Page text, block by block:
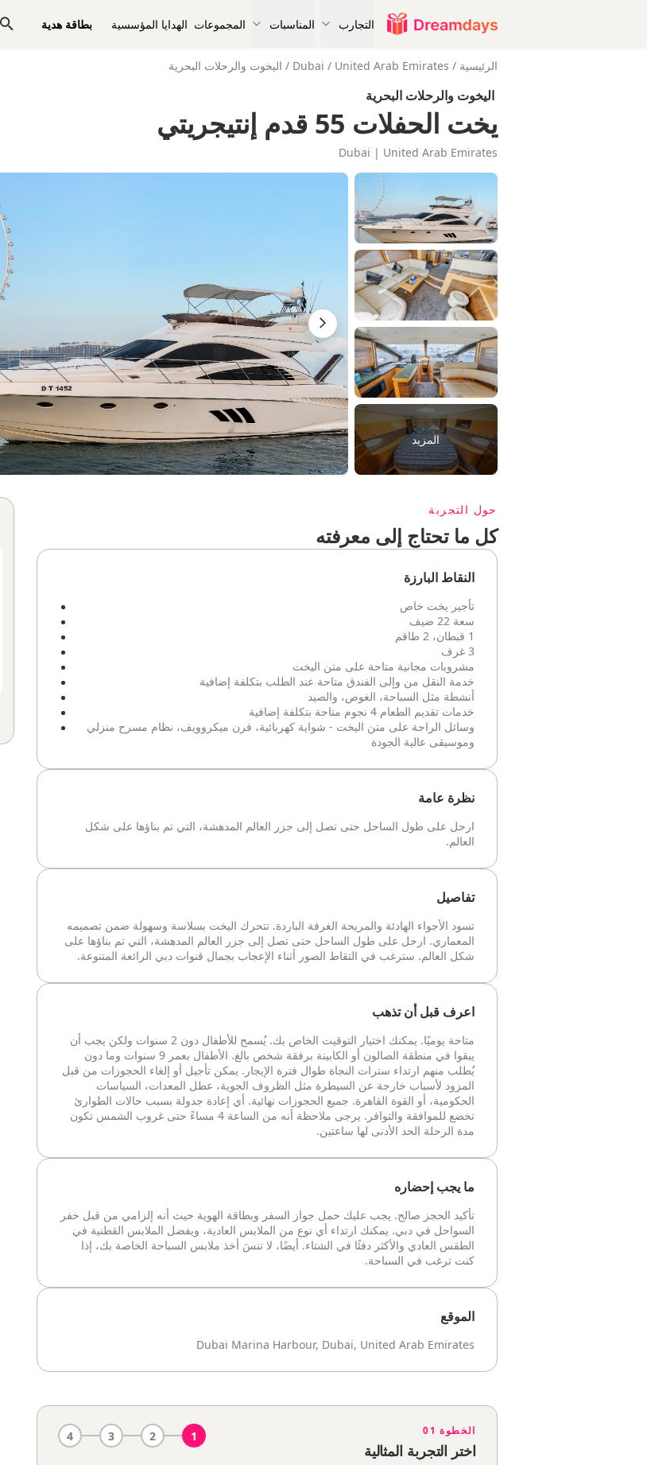
التجارب المناسبات المجموعات الهدايا المؤسسية بطاقة هدية
الرئيسية /
United Arab Emirates
/
Dubai
/ اليخوت والرحلات البحرية
اليخوت والرحلات البحرية
يخت الحفلات 55 قدم إنتيجريتي
Dubai | United Arab Emirates
المزيد
حول التجربة
كل ما تحتاج إلى معرفته
النقاط البارزة
تأجير يخت خاص
سعة 22 ضيف
1 قبطان، 2 طاقم
3 غرف
مشروبات مجانية متاحة على متن اليخت
خدمة النقل من وإلى الفندق متاحة عند الطلب بتكلفة إضافية
أنشطة مثل السباحة، الغوص، والصيد
خدمات تقديم الطعام 4 نجوم متاحة بتكلفة إضافية
وسائل الراحة على متن اليخت - شواية كهربائية، فرن ميكروويف، نظام مسرح منزلي
وموسيقى عالية الجودة
نظرة عامة
ارحل على طول الساحل حتى تصل إلى جزر العالم المدهشة، التي تم بناؤها على شكل
العالم.
تفاصيل
تسود الأجواء الهادئة والمريحة الغرفة الباردة. تتحرك اليخت بسلاسة وسهولة ضمن تصميمه
المعماري. ارحل على طول الساحل حتى تصل إلى جزر العالم المدهشة، التي تم بناؤها على
شكل العالم. سترغب في التقاط الصور أثناء الإعجاب بجمال قنوات دبي الرائعة المتنوعة.
اعرف قبل أن تذهب
متاحة يوميًا. يمكنك اختيار التوقيت الخاص بك. يُسمح للأطفال دون 2 سنوات ولكن يجب أن
يبقوا في منطقة الصالون أو الكابينة برفقة شخص بالغ. الأطفال بعمر 9 سنوات وما دون
يُطلب منهم ارتداء سترات النجاة طوال فترة الإيجار. يمكن تأجيل أو إلغاء الحجوزات من قبل
المزود لأسباب خارجة عن السيطرة مثل الظروف الجوية، عطل المعدات، السياسات
الحكومية، أو القوة القاهرة. جميع الحجوزات نهائية. أي إعادة جدولة بسبب حالات الطوارئ
تخضع للموافقة والتوافر. يرجى ملاحظة أنه من الساعة 4 مساءً حتى غروب الشمس تكون
مدة الرحلة الحد الأدنى لها ساعتين.
ما يجب إحضاره
تأكيد الحجز صالح. يجب عليك حمل جواز السفر وبطاقة الهوية حيث أنه إلزامي من قبل خفر
السواحل في دبي. يمكنك ارتداء أي نوع من الملابس العادية، ويفضل الملابس القطنية في
الطقس العادي والأكثر دفئًا في الشتاء. أيضًا، لا تنسَ أخذ ملابس السباحة الخاصة بك، إذا
كنت ترغب في السباحة.
الموقع
Dubai Marina Harbour, Dubai, United Arab Emirates
الخطوة 01
اختر التجربة المثالية
1
2
3
4